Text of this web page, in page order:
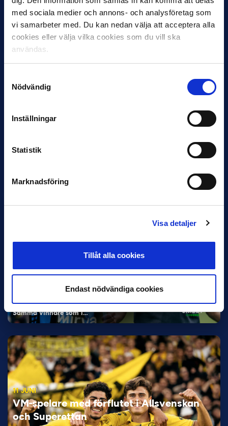
med sociala medier och annons- och analysföretag som
vi samarbeter med. Du kan nedan välja att acceptera alla
cookies eller välja vilka cookies som du vill ska
användas.
Nödvändig
Inställningar
Statistik
Marknadsföring
Visa detaljer
Tillåt alla cookies
Endast nödvändiga cookies
Under måndagseftermiddagen meddelade IFK Göteborg att
Stefan Billborns uppdrag som huvudtränare i herrlaget har
avslutats.…
30 JUNI
Favorit i repris för Sirius i maj
Samma vinnare som i…
11 JUNI
VM-spelare med förflutet i Allsvenskan
och Superettan